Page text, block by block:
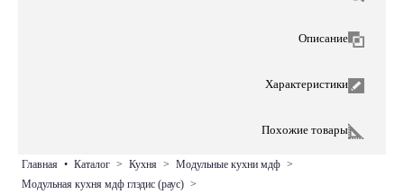
Описание
Характеристики
Похожие товары
главная • каталог > кухня > модульные кухни мдф >
модульная кухня мдф глэдис (раус) >